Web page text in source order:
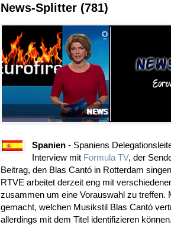
News-Splitter (781)
Spanien- Spaniens
Interview mit Formula TV, der
Beitrag, den Blas Cantó in Rotterdam
RTVE arbeitet derzeit eng mit
zusammen um eine Vorauswahl zu treffen.
gemacht, welchen Musikstil Blas Cantó
allerdings mit dem Titel identifizieren